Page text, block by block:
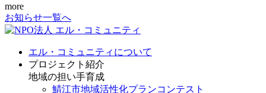
more
お知らせ一覧へ
エル・コミュニティについて
プロジェクト紹介
地域の担い手育成
鯖江市地域活性化プランコンテスト